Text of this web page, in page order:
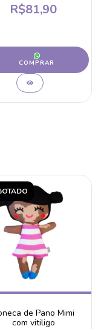
R$81,90
COMPRAR
de Pano Mimi
com vitiligo